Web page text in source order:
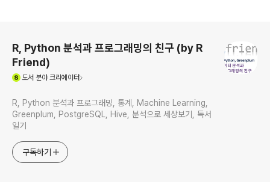
R, Python 분석과 프로그래밍의 친구 (by R
Friend)
도서 분야 크리에이터
R, Python 분석과 프로그래밍, 통계, Machine Learning,
Greenplum, PostgreSQL, Hive, 분석으로 세상보기, 독서
일기
구독하기